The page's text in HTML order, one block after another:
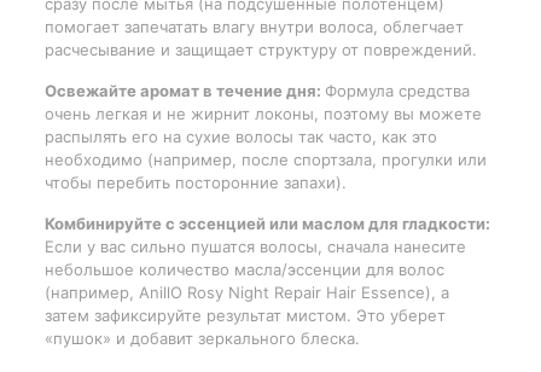
помогает запечатать влагу внутри волоса, облегчает
расчесывание и защищает структуру от повреждений.
Освежайте аромат в течение дня: Формула средства
очень легкая и не жирнит локоны, поэтому вы можете
распылять его на сухие волосы так часто, как это
необходимо (например, после спортзала, прогулки или
чтобы перебить посторонние запахи).
Комбинируйте с эссенцией или маслом для гладкости:
Если у вас сильно пушатся волосы, сначала нанесите
небольшое количество масла/эссенции для волос
(например, AnillO Rosy Night Repair Hair Essence), а
затем зафиксируйте результат мистом. Это уберет
«пушок» и добавит зеркального блеска.